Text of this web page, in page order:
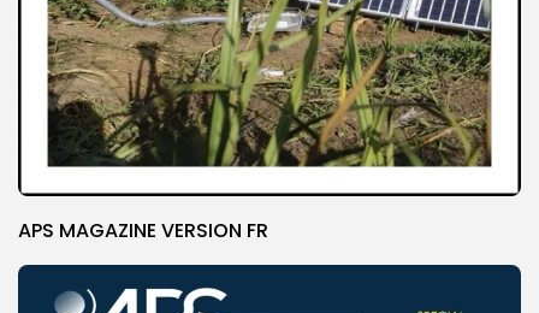
APS MAGAZINE VERSION FR